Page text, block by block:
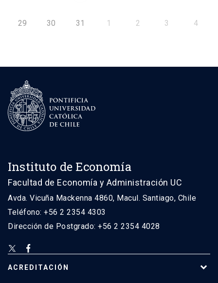
29 30 31 1 2 3 4
Instituto de Economía
Facultad de Economía y Administración UC
Avda. Vicuña Mackenna 4860, Macul. Santiago, Chile
Teléfono: +56 2 2354 4303
Dirección de Postgrado: +56 2 2354 4028
ACREDITACIÓN